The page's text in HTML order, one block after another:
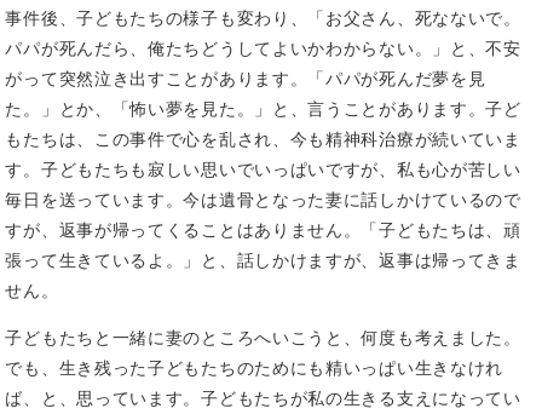
事件後、子どもたちの様子も変わり、「お父さん、死なないで。
パパが死んだら、俺たちどうしてよいかわからない。」と、不安
がって突然泣き出すことがあります。「パパが死んだ夢を見
た。」とか、「怖い夢を見た。」と、言うことがあります。子ど
もたちは、この事件で心を乱され、今も精神科治療が続いていま
す。子どもたちも寂しい思いでいっぱいですが、私も心が苦しい
毎日を送っています。今は遺骨となった妻に話しかけているので
すが、返事が帰ってくることはありません。「子どもたちは、頑
張って生きているよ。」と、話しかけますが、返事は帰ってきま
せん。
子どもたちと一緒に妻のところへいこうと、何度も考えました。
でも、生き残った子どもたちのためにも精いっぱい生きなけれ
ば、と、思っています。子どもたちが私の生きる支えになってい